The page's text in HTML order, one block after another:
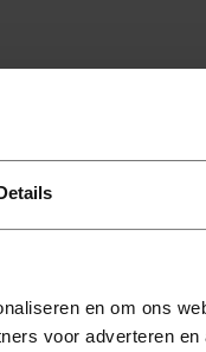
en om ons
voor adverteren